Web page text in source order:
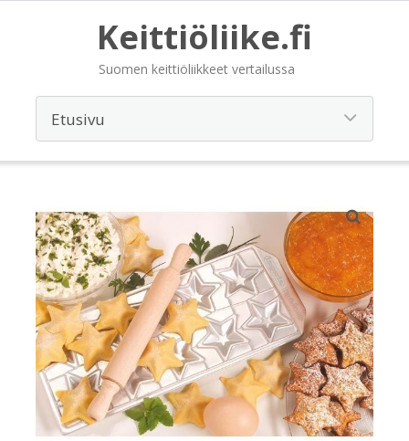
Keittiöliike.fi
Suomen keittiöliikkeet vertailussa